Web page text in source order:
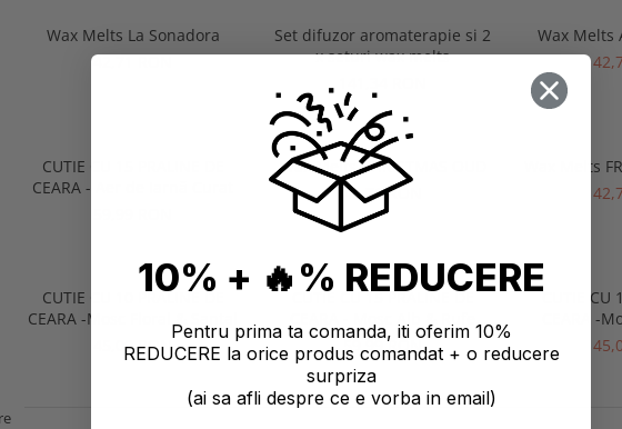
Wax Melts La Sonadora
42,71 RON
Set difuzor aromaterapie si 2
x seturi wax melts
Wax Melts
CUTIE CU 15 PRALINE DE
CEARA - Aer de Iarnă Curat
Wax Melts CHRISTMAS OUD
42,71 RON
Wax Melts
CUTIE CU 10 PRALINE DE
CEARA -Mosc Floral & Santal
45,00 RON
CUTIE CU 15 PRALINE DE
Curate
59,99 RON
CUTIE CU
CEARA -
10% + 🔥% REDUCERE
Pentru prima ta comanda, iti oferim 10%
REDUCERE la orice produs comandat + o reducere
surpriza
(ai sa afli despre ce e vorba in email)